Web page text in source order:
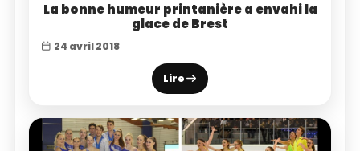
La bonne humeur printanière a envahi la
glace de Brest
24 avril 2018
Lire